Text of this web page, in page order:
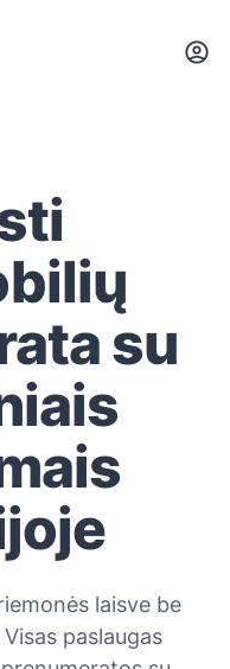
su
laisve be
paslaugas